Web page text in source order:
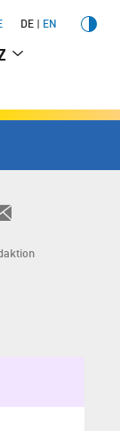
DE EN